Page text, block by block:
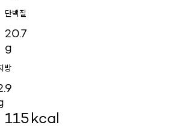
단백질
20.7
g
방
115kcal